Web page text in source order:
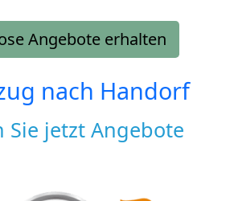
Angebote erhalten
nach Handorf
Sie jetzt Angebote